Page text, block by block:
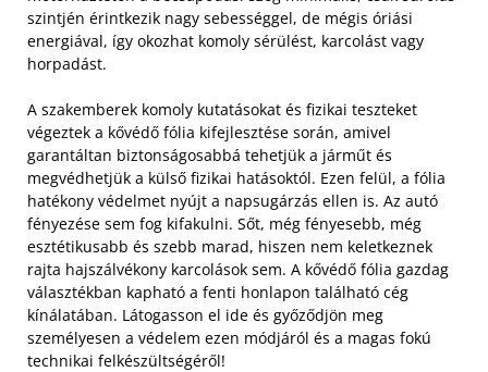
szintjén érintkezik nagy sebességgel, de mégis óriási
energiával, így okozhat komoly sérülést, karcolást vagy
horpadást.
A szakemberek komoly kutatásokat és fizikai teszteket
végeztek a kővédő fólia kifejlesztése során, amivel
garantáltan biztonságosabbá tehetjük a járműt és
megvédhetjük a külső fizikai hatásoktól. Ezen felül, a fólia
hatékony védelmet nyújt a napsugárzás ellen is. Az autó
fényezése sem fog kifakulni. Sőt, még fényesebb, még
esztétikusabb és szebb marad, hiszen nem keletkeznek
rajta hajszálvékony karcolások sem. A kővédő fólia gazdag
választékban kapható a fenti honlapon található cég
kínálatában. Látogasson el ide és győződjön meg
személyesen a védelem ezen módjáról és a magas fokú
technikai felkészültségéről!